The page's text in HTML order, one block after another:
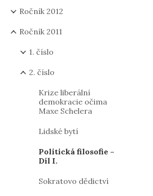
Ročník 2012
Ročník 2011
1. číslo
2. číslo
Krize liberální
demokracie očima
Maxe Schelera
Lidské bytí
Politická filosofie –
Díl I.
Sokratovo dědictví